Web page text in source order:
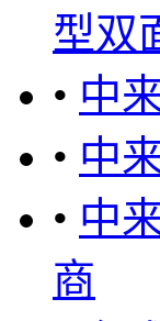
型双
• 中
• 中
• 中
商